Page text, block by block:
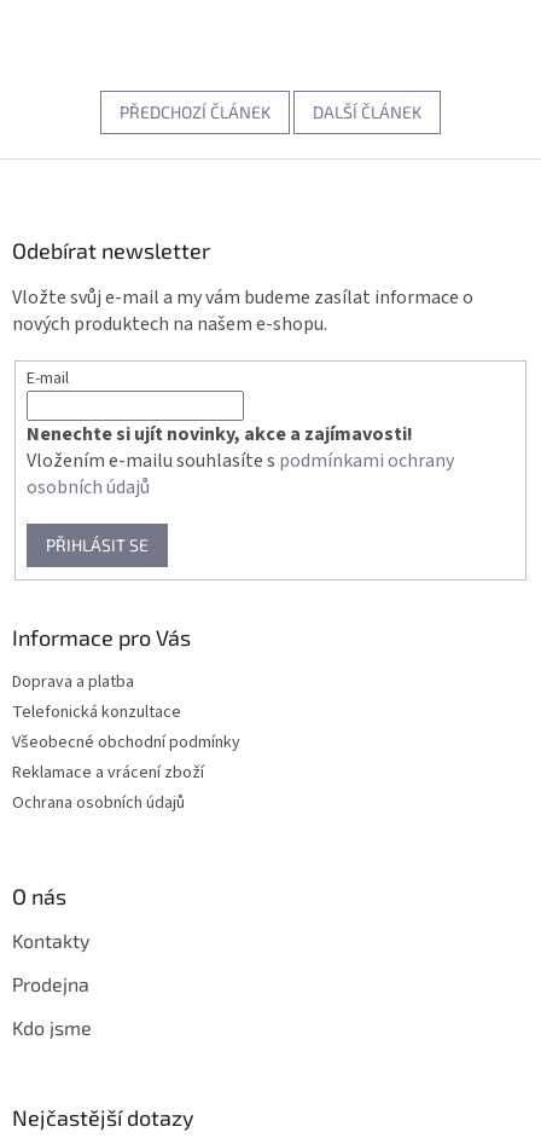
PŘEDCHOZÍ ČLÁNEK DALŠÍ ČLÁNEK
Odebírat newsletter
Vložte svůj e-mail a my vám budeme zasílat informace o
nových produktech na našem e-shopu.
E-mail
Nenechte si ujít novinky, akce a zajímavosti!
Vložením e-mailu souhlasíte s podmínkami ochrany
osobních údajů
PŘIHLÁSIT SE
Informace pro Vás
Doprava a platba
Telefonická konzultace
Všeobecné obchodní podmínky
Reklamace a vrácení zboží
Ochrana osobních údajů
O nás
Kontakty
Prodejna
Kdo jsme
Nejčastější dotazy